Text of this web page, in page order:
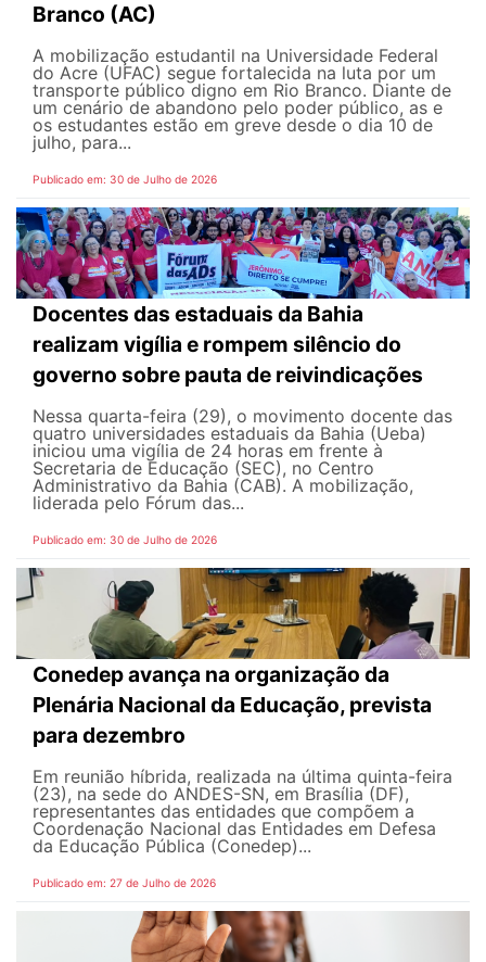
Branco (AC)
A mobilização estudantil na Universidade Federal
do Acre (UFAC) segue fortalecida na luta por um
transporte público digno em Rio Branco. Diante de
um cenário de abandono pelo poder público, as e
os estudantes estão em greve desde o dia 10 de
julho, para...
Publicado em: 30 de Julho de 2026
Docentes das estaduais da Bahia
realizam vigília e rompem silêncio do
governo sobre pauta de reivindicações
Nessa quarta-feira (29), o movimento docente das
quatro universidades estaduais da Bahia (Ueba)
iniciou uma vigília de 24 horas em frente à
Secretaria de Educação (SEC), no Centro
Administrativo da Bahia (CAB). A mobilização,
liderada pelo Fórum das...
Publicado em: 30 de Julho de 2026
Conedep avança na organização da
Plenária Nacional da Educação, prevista
para dezembro
Em reunião híbrida, realizada na última quinta-feira
(23), na sede do ANDES-SN, em Brasília (DF),
representantes das entidades que compõem a
Coordenação Nacional das Entidades em Defesa
da Educação Pública (Conedep)...
Publicado em: 27 de Julho de 2026